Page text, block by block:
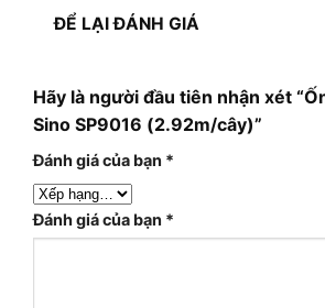
ĐỂ LẠI ĐÁNH GIÁ
Hãy là người đầu tiên nhận xét
Sino SP9016 (2.92m/cây)”
Đánh giá của bạn *
Đánh giá của bạn *